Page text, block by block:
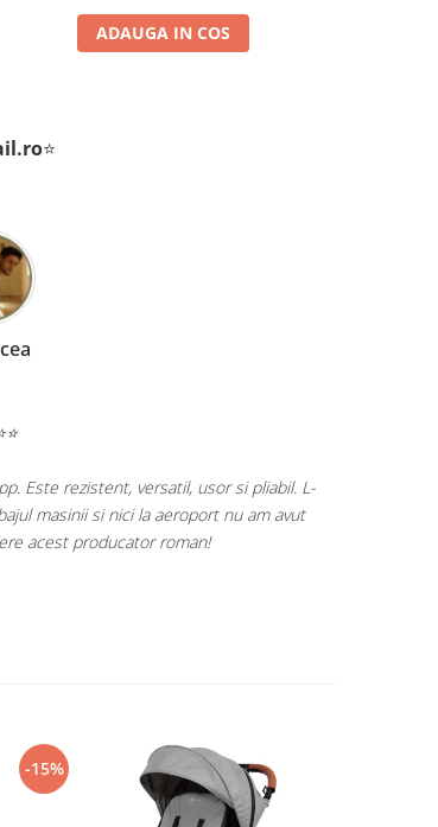
ADAUGA IN COS
⭐
C. Miruna
drag produsele celor de la KidsRetail! ❤️
a fetitei cu balansoarul electric si continuam catre
scaunul auto si caruciorul! 🫶
-15%